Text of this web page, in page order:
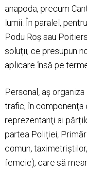
anapoda, precum
lumii. În paralel,
Podu Roș sau
soluții, ce presupun
aplicare însă pe
Personal, aș
trafic, în componenţa
reprezentanţi ai
partea Poliției,
comun,
femeie), care să